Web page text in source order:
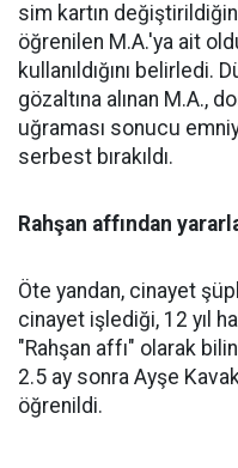
sim kartın
öğrenilen M.A.'ya ait
kullanıldığını belirledi.
gözaltına alınan M.A.,
uğraması sonucu
serbest bırakıldı.
Rahşan affından
Öte yandan, cinayet
cinayet işlediği, 12 yıl
"Rahşan affı" olarak
2.5 ay sonra Ayşe
öğrenildi.